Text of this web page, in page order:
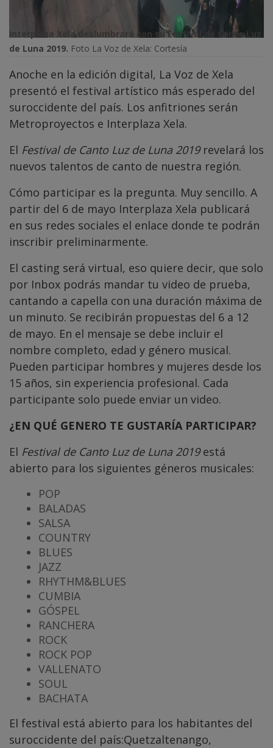
Interplaza Xela deslumbrará con su Festival de Canto Luz
de Luna 2019. Foto La Voz de Xela: Cortesía
Anoche en la edición digital, La Voz de Xela
presentó el festival artístico más esperado del
suroccidente del país. Los anfitriones serán
Metroproyectos e Interplaza Xela.
El Festival de Canto Luz de Luna 2019revelará los
nuevos talentos de canto de nuestra región.
Cómo participar es la pregunta. Muy sencillo. A
partir del 6 de mayo Interplaza Xela publicará
en sus redes sociales el enlace donde te podrán
inscribir preliminarmente.
El casting será virtual, eso quiere decir, que solo
por Inbox podrás mandar tu video de prueba,
cantando a capella con una duración máxima de
un minuto. Se recibirán propuestas del 6 a 12
de mayo. En el mensaje se debe incluir el
nombre completo, edad y género musical.
Pueden participar hombres y mujeres desde los
15 años, sin experiencia profesional. Cada
participante solo puede enviar un video.
¿EN QUÉ GENERO TE GUSTARÍA PARTICIPAR?
El Festival de Canto Luz de Luna 2019está
abierto para los siguientes géneros musicales:
POP
BALADAS
SALSA
COUNTRY
BLUES
JAZZ
RHYTHM&BLUES
CUMBIA
GÓSPEL
RANCHERA
ROCK
ROCK POP
VALLENATO
SOUL
BACHATA
El festival está abierto para los habitantes del
suroccidente del país:Quetzaltenango,